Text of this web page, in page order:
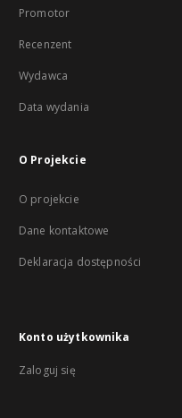
Promotor
Recenzent
Wydawca
Data wydania
O Projekcie
O projekcie
Dane kontaktowe
Deklaracja dostępności
Konto użytkownika
Zaloguj się